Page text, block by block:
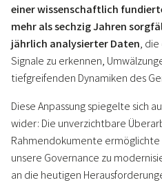
einer wissenschaftlich
mehr als sechzig Jahren
jährlich analysierter Daten ,
Signale zu erkennen,
tiefgreifenden Dynamiken des
Diese Anpassung spiegelte sich
wider: Die unverzichtbare
Rahmendokumente ermöglichte
unsere Governance zu
an die heutigen